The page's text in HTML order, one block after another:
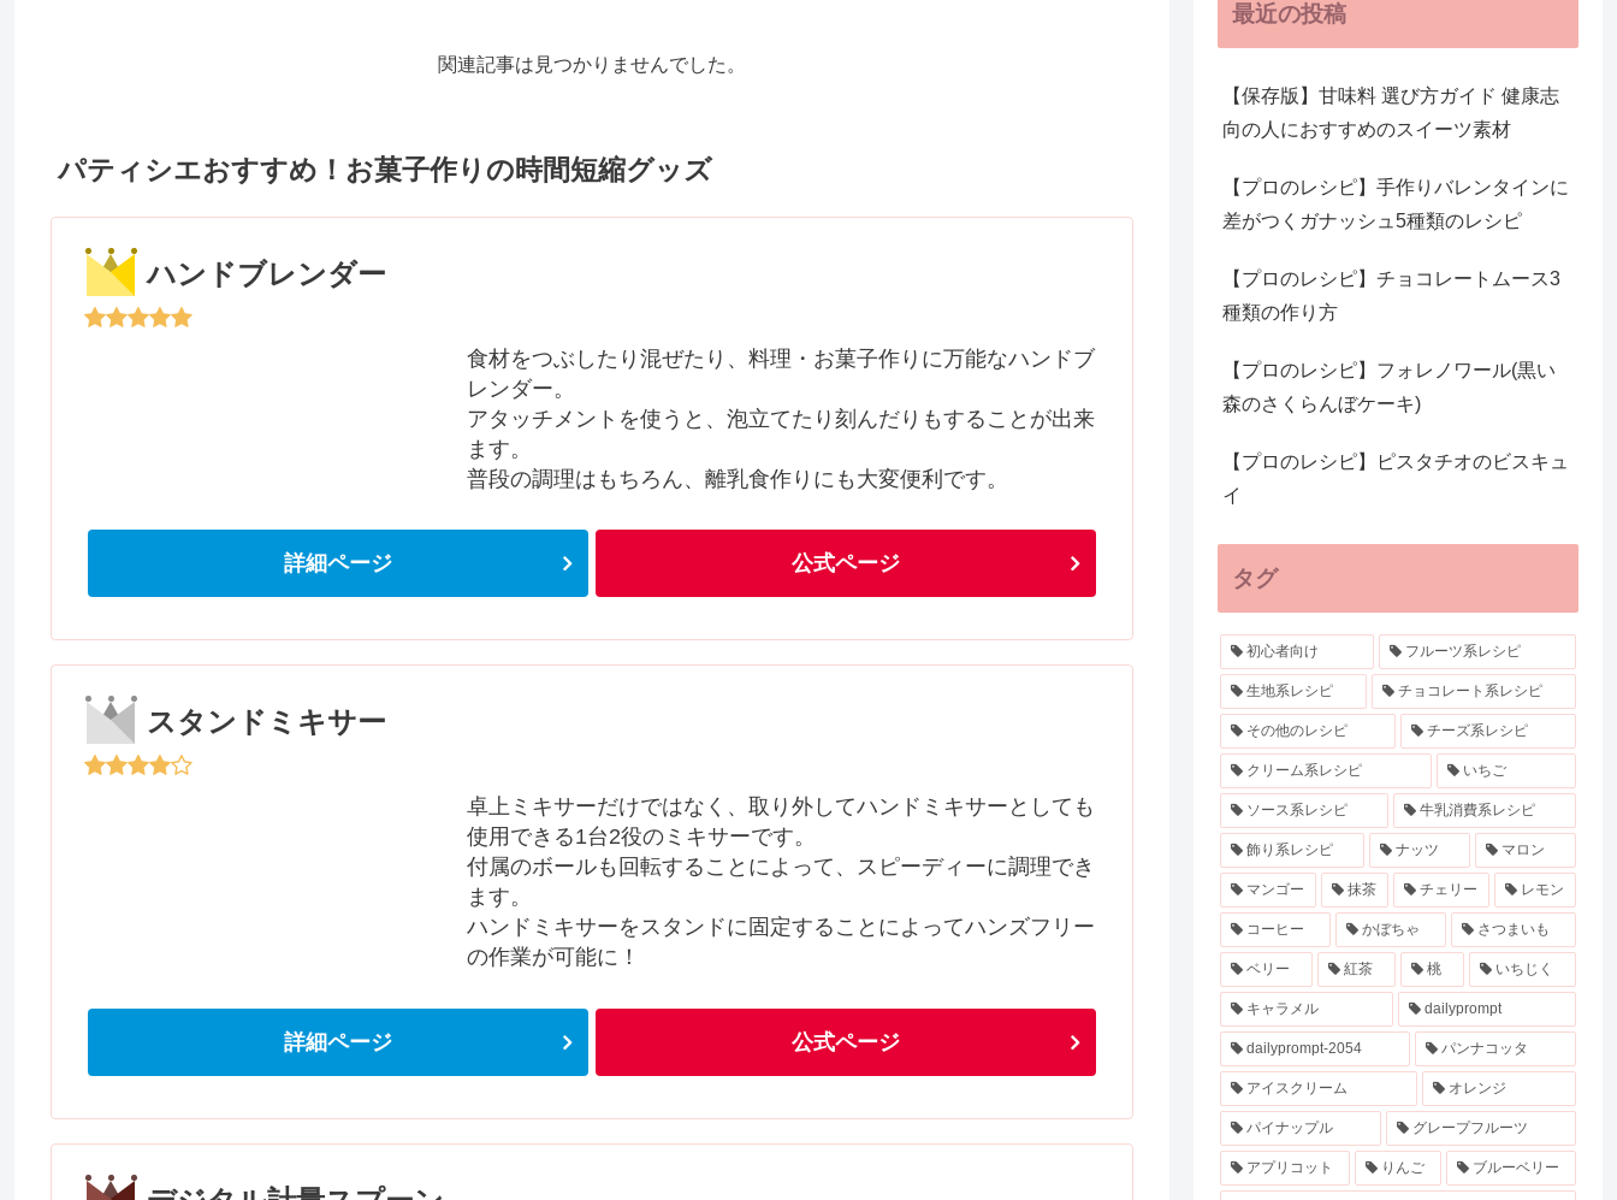
関連記事は見つかりませんでした。
パティシエおすすめ！お菓子作りの時間短縮グッズ
ハンドブレンダー
食材をつぶしたり混ぜたり、料理・お菓子作りに万能なハンドブ
レンダー。
アタッチメントを使うと、泡立てたり刻んだりもすることが出来
ます。
普段の調理はもちろん、離乳食作りにも大変便利です。
詳細ページ 公式ページ
スタンドミキサー
卓上ミキサーだけではなく、取り外してハンドミキサーとしても
使用できる1台2役のミキサーです。
付属のボールも回転することによって、スピーディーに調理でき
ます。
ハンドミキサーをスタンドに固定することによってハンズフリー
の作業が可能に！
詳細ページ 公式ページ
最近の投稿
【保存版】甘味料 選び方ガイド 健康志
向の人におすすめのスイーツ素材
【プロのレシピ】手作りバレンタインに
差がつくガナッシュ5種類のレシピ
【プロのレシピ】チョコレートムース3
種類の作り方
【プロのレシピ】フォレノワール(黒い
森のさくらんぼケーキ)
【プロのレシピ】ピスタチオのビスキュ
イ
タグ
初心者向け フルーツ系レシピ
生地系レシピ チョコレート系レシピ
その他のレシピ チーズ系レシピ
クリーム系レシピ いちご
ソース系レシピ 牛乳消費系レシピ
飾り系レシピ ナッツ マロン
マンゴー 抹茶 チェリー レモン
コーヒー かぼちゃ さつまいも
ベリー 紅茶 桃 いちじく
キャラメル dailyprompt
dailyprompt-2054 パンナコッタ
アイスクリーム オレンジ
パイナップル グレープフルーツ
アプリコット りんご ブルーベリー